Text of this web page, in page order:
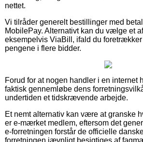
nettet.
Vi tilråder generelt bestillinger med
MobilePay. Alternativt kan du vælge et
eksempelvis ViaBill, ifald du
pengene i flere bidder.
Forud for at nogen handler i en internet
faktisk gennemløbe dens
undertiden et tidskrævende arbejde.
Et nemt alternativ kan være at granske
er e-mærket medlem, eftersom det
e-forretningen forstår de officielle
forretningen jævnligt besigtiges af